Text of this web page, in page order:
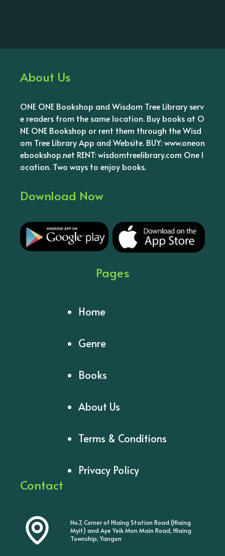
About Us
ONE ONE Bookshop and Wisdom Tree Library serv
e readers from the same location. Buy books at O
NE ONE Bookshop or rent them through the Wisd
om Tree Library App and Website. BUY: www.oneon
ebookshop.net RENT: wisdomtreelibrary.com One l
ocation. Two ways to enjoy books.
Download Now
Pages
Home
Genre
Books
About Us
Terms & Conditions
Privacy Policy
Contact
No.7, Corner of Hlaing Station Road (Hlaing
Myit) and Aye Yeik Mon Main Road, Hlaing
Township, Yangon